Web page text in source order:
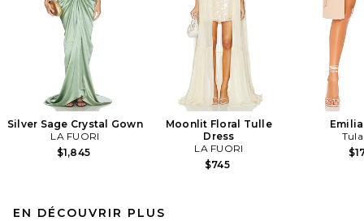
Silver Sage Crystal Gown
LA FUORI
$1,845
Moonlit Floral Tulle
Dress
LA FUORI
$745
EN DÉCOUVRIR PLUS